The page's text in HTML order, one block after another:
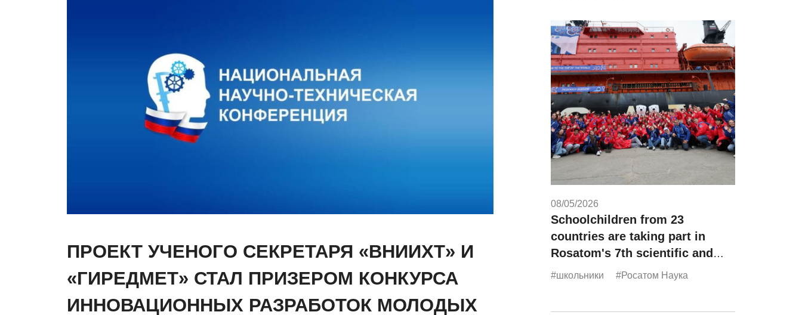
ПРОЕКТ УЧЕНОГО СЕКРЕТАРЯ «ВНИИХТ» И
«ГИРЕДМЕТ» СТАЛ ПРИЗЕРОМ КОНКУРСА
ИННОВАЦИОННЫХ РАЗРАБОТОК МОЛОДЫХ
08/05/2026
Schoolchildren from 23
countries are taking part in
Rosatom's 7th scientific and
educational expedition,
#школьники #Росатом Наука